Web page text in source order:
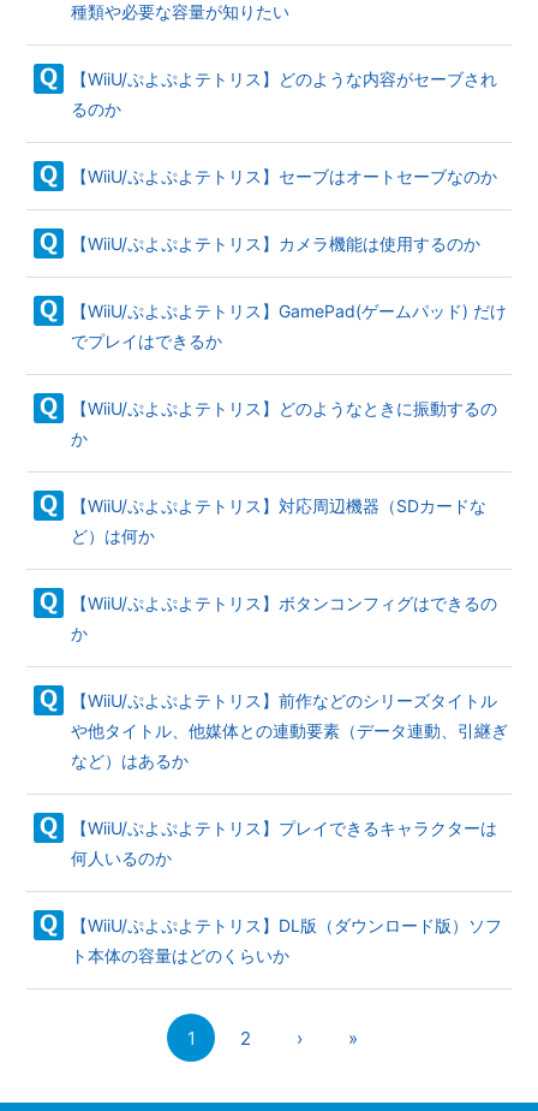
種類や必要な容量が知りたい
【WiiU/ぷよぷよテトリス】どのような内容がセーブされ
るのか
【WiiU/ぷよぷよテトリス】セーブはオートセーブなのか
【WiiU/ぷよぷよテトリス】カメラ機能は使用するのか
【WiiU/ぷよぷよテトリス】GamePad(ゲームパッド) だけ
でプレイはできるか
【WiiU/ぷよぷよテトリス】どのようなときに振動するの
か
【WiiU/ぷよぷよテトリス】対応周辺機器（SDカードな
ど）は何か
【WiiU/ぷよぷよテトリス】ボタンコンフィグはできるの
か
【WiiU/ぷよぷよテトリス】前作などのシリーズタイトル
や他タイトル、他媒体との連動要素（データ連動、引継ぎ
など）はあるか
【WiiU/ぷよぷよテトリス】プレイできるキャラクターは
何人いるのか
【WiiU/ぷよぷよテトリス】DL版（ダウンロード版）ソフ
ト本体の容量はどのくらいか
1 2 › »